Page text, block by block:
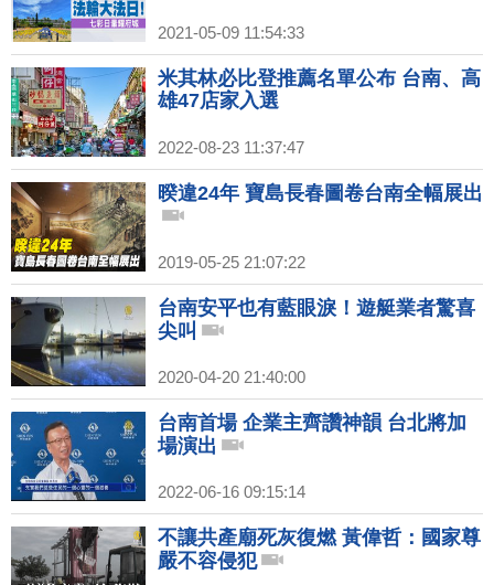
2021-05-09 11:54:33
米其林必比登推薦名單公布 台南、高
雄47店家入選
2022-08-23 11:37:47
暌違24年 寶島長春圖卷台南全幅展出
2019-05-25 21:07:22
台南安平也有藍眼淚！遊艇業者驚喜
尖叫
2020-04-20 21:40:00
台南首場 企業主齊讚神韻 台北將加
場演出
2022-06-16 09:15:14
不讓共產廟死灰復燃 黃偉哲：國家尊
嚴不容侵犯